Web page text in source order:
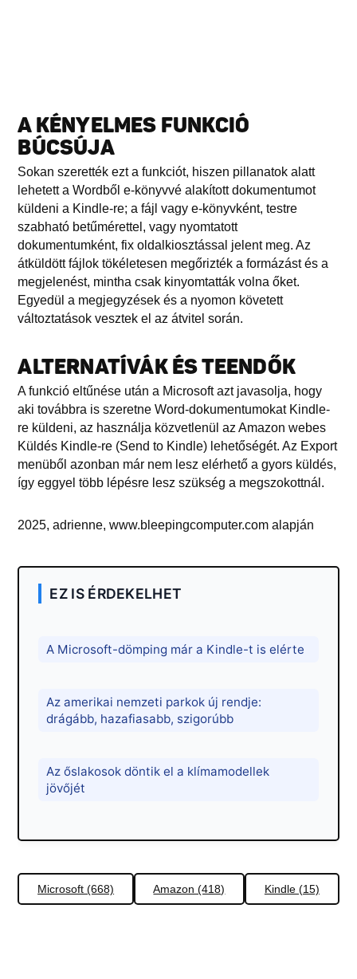
A KÉNYELMES FUNKCIÓ
BÚCSÚJA
Sokan szerették ezt a funkciót, hiszen pillanatok alatt
lehetett a Wordből e‑könyvvé alakított dokumentumot
küldeni a Kindle-re; a fájl vagy e‑könyvként, testre
szabható betűmérettel, vagy nyomtatott
dokumentumként, fix oldalkiosztással jelent meg. Az
átküldött fájlok tökéletesen megőrizték a formázást és a
megjelenést, mintha csak kinyomtatták volna őket.
Egyedül a megjegyzések és a nyomon követett
változtatások vesztek el az átvitel során.
ALTERNATÍVÁK ÉS TEENDŐK
A funkció eltűnése után a Microsoft azt javasolja, hogy
aki továbbra is szeretne Word-dokumentumokat Kindle-
re küldeni, az használja közvetlenül az Amazon webes
Küldés Kindle-re (Send to Kindle) lehetőségét. Az Export
menüből azonban már nem lesz elérhető a gyors küldés,
így eggyel több lépésre lesz szükség a megszokottnál.
2025, adrienne, www.bleepingcomputer.com alapján
EZ IS ÉRDEKELHET
A Microsoft-dömping már a Kindle-t is elérte
Az amerikai nemzeti parkok új rendje:
drágább, hazafiasabb, szigorúbb
Az őslakosok döntik el a klímamodellek
jövőjét
Microsoft (668) Amazon (418) Kindle (15)